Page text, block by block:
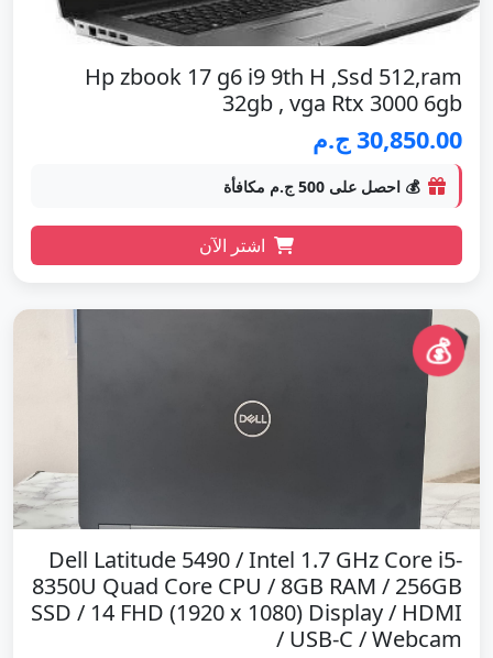
Hp zbook 17 g6 i9 9th H ,Ssd 512,ram
32gb , vga Rtx 3000 6gb
30,850.00 ج.م
💰 احصل على 500 ج.م مكافأة
اشتر الآن
💰
Dell Latitude 5490 / Intel 1.7 GHz Core i5-
8350U Quad Core CPU / 8GB RAM / 256GB
SSD / 14 FHD (1920 x 1080) Display / HDMI
/ USB-C / Webcam